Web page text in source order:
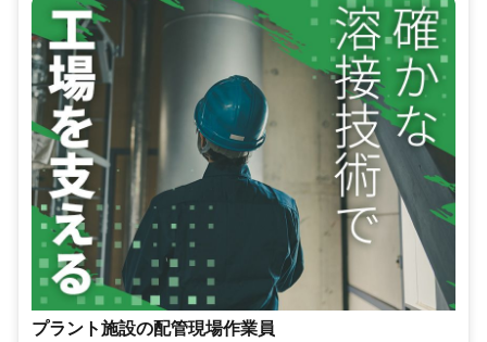
プラント施設の配管現場作業員